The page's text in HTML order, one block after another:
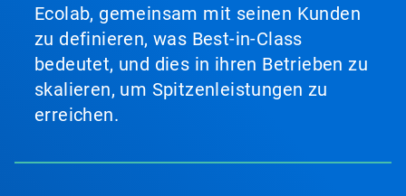
Ecolab, gemeinsam mit seinen Kunden
zu definieren, was Best-in-Class
bedeutet, und dies in ihren Betrieben zu
skalieren, um Spitzenleistungen zu
erreichen.